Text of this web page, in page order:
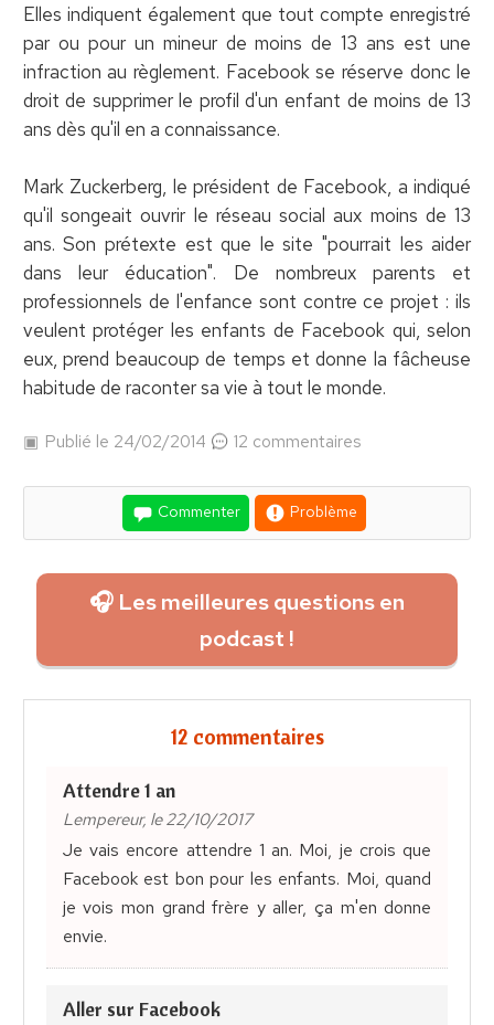
Elles indiquent également que tout compte enregistré
par ou pour un mineur de moins de 13 ans est une
infraction au règlement. Facebook se réserve donc le
droit de supprimer le profil d'un enfant de moins de 13
ans dès qu'il en a connaissance.
Mark Zuckerberg, le président de Facebook, a indiqué
qu'il songeait ouvrir le réseau social aux moins de 13
ans. Son prétexte est que le site "pourrait les aider
dans leur éducation". De nombreux parents et
professionnels de l'enfance sont contre ce projet : ils
veulent protéger les enfants de Facebook qui, selon
eux, prend beaucoup de temps et donne la fâcheuse
habitude de raconter sa vie à tout le monde.
Publié le 24/02/2014 12 commentaires
Commenter Problème
🎧 Les meilleures questions en
podcast !
12 commentaires
Attendre 1 an
Lempereur, le 22/10/2017
Je vais encore attendre 1 an. Moi, je crois que
Facebook est bon pour les enfants. Moi, quand
je vois mon grand frère y aller, ça m'en donne
envie.
Aller sur Facebook